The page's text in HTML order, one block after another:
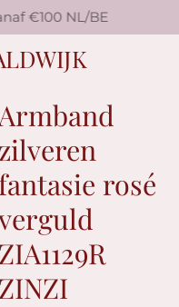
€100 NL/BE
Armband
zilveren
rosé
ZIA1129R
ZINZI